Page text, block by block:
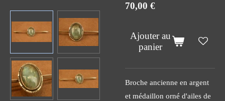
70,00 €
Ajouter au
panier
Broche ancienne en argent
et médaillon orné d'ailes de